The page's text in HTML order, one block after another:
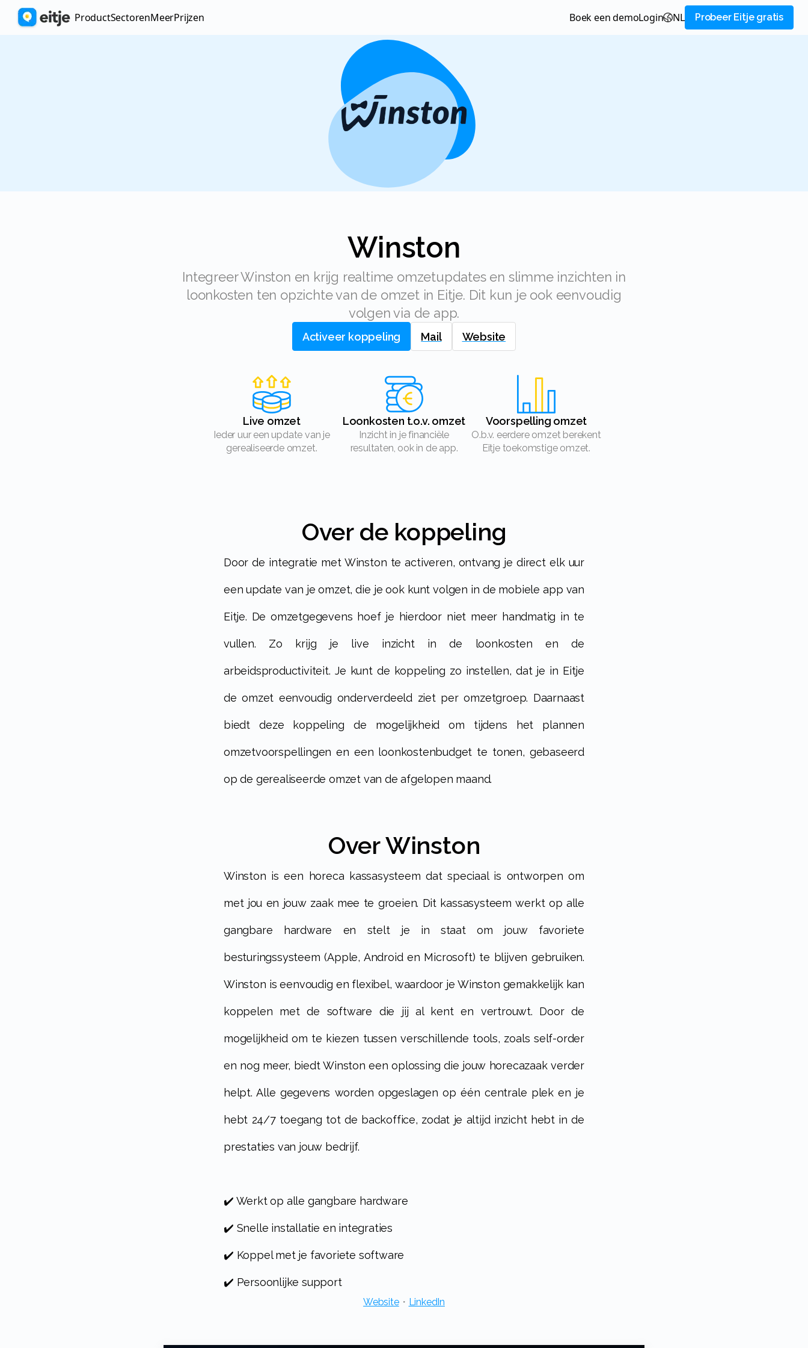
Product Sectoren Meer prijzen Boek een demo login NL Probeer Eitje gratis
Winston
Integreer Winston en krijg realtime omzetupdates en slimme inzichten in
loonkosten ten opzichte van de omzet in Eitje. Dit kun je ook eenvoudig
volgen via de app.
Activeer koppeling Mail Website
Live omzet
Ieder uur een update van je
gerealiseerde omzet.
Loonkosten t.o.v. omzet
Inzicht in je financiële
resultaten, ook in de app.
Voorspelling omzet
O.b.v. eerdere omzet berekent
Eitje toekomstige omzet.
Over de koppeling
Door de integratie met Winston te activeren, ontvang je direct elk uur
een update van je omzet, die je ook kunt volgen in de mobiele app van
Eitje. De omzetgegevens hoef je hierdoor niet meer handmatig in te
vullen. Zo krijg je live inzicht in de loonkosten en de
arbeidsproductiviteit. Je kunt de koppeling zo instellen, dat je in Eitje
de omzet eenvoudig onderverdeeld ziet per omzetgroep. Daarnaast
biedt deze koppeling de mogelijkheid om tijdens het plannen
omzetvoorspellingen en een loonkostenbudget te tonen, gebaseerd
op de gerealiseerde omzet van de afgelopen maand.
Over Winston
Winston is een horeca kassasysteem dat speciaal is ontworpen om
met jou en jouw zaak mee te groeien. Dit kassasysteem werkt op alle
gangbare hardware en stelt je in staat om jouw favoriete
besturingssysteem (Apple, Android en Microsoft) te blijven gebruiken.
Winston is eenvoudig en flexibel, waardoor je Winston gemakkelijk kan
koppelen met de software die jij al kent en vertrouwt. Door de
mogelijkheid om te kiezen tussen verschillende tools, zoals self-order
en nog meer, biedt Winston een oplossing die jouw horecazaak verder
helpt. Alle gegevens worden opgeslagen op één centrale plek en je
hebt 24/7 toegang tot de backoffice, zodat je altijd inzicht hebt in de
prestaties van jouw bedrijf.
✔️ Werkt op alle gangbare hardware
✔️ Snelle installatie en integraties
✔️ Koppel met je favoriete software
✔️ Persoonlijke support
Website・ LinkedIn